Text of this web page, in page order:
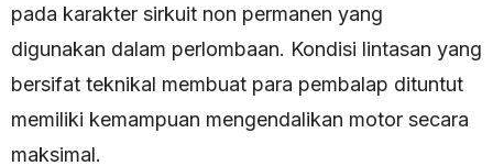
pada karakter sirkuit non permanen yang
digunakan dalam perlombaan. Kondisi lintasan yang
bersifat teknikal membuat para pembalap dituntut
memiliki kemampuan mengendalikan motor secara
maksimal.